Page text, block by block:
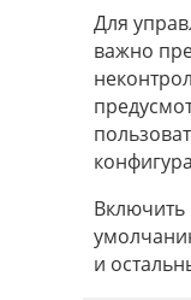
Для
важно
Включить
и